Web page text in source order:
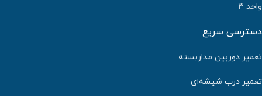
واحد ۳
دسترسی سریع
تعمیر دوربین مداربسته
تعمیر درب شیشه‌ای